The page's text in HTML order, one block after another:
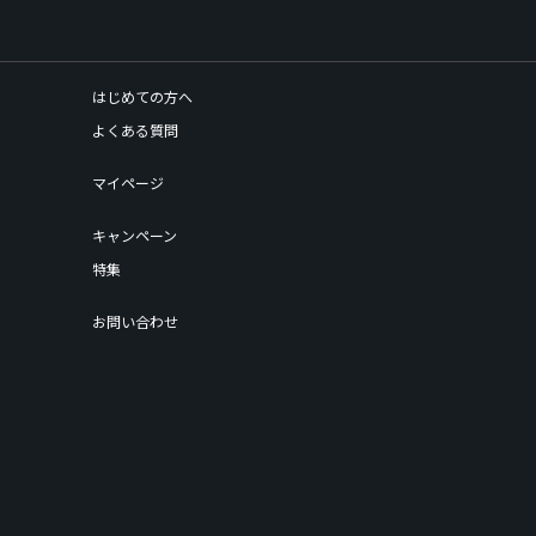
はじめての方へ
よくある質問
マイページ
キャンペーン
特集
お問い合わせ